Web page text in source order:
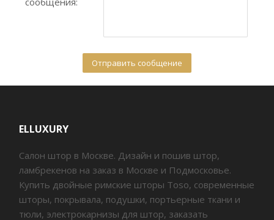
ELLUXURY
Салон штор в Москве. Дизайн и пошив штор,
ламбрекенов на заказ в Москве и Подмосковье.
Купить двойные римские шторы Toso, современные
шторы, покрывала, подушки, портьерные ткани и
тюли, электрокарнизы для штор, заказать